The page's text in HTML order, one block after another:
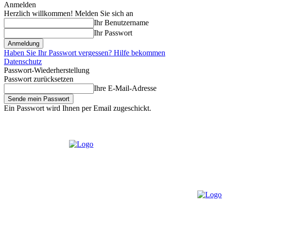
Anmelden
Herzlich willkommen! Melden Sie sich an
Ihr Benutzername
Ihr Passwort
Haben Sie Ihr Passwort vergessen? Hilfe bekommen
Datenschutz
Passwort-Wiederherstellung
Passwort zurücksetzen
Ihre E-Mail-Adresse
Ein Passwort wird Ihnen per Email zugeschickt.